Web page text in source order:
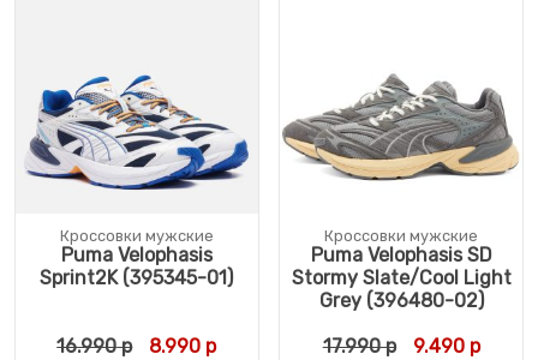
Кроссовки мужские
Puma Velophasis
Sprint2K (395345-01)
16.990р Первоначальная цена составляла 16.990
8.990 рТекущая цена: 8.990 р.
Кроссовки мужские
Puma Velophasis SD
Stormy Slate/Cool Light
Grey (396480-02)
17.990р 9.490р